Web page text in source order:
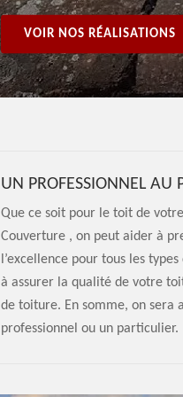
VOIR NOS RÉALISATIONS
UN PROFESSIONNEL AU
Que ce soit pour le toit de
Couverture , on peut aider à
l’excellence pour tous les
à assurer la qualité de votre
de toiture. En somme, on sera
professionnel ou un particulier.